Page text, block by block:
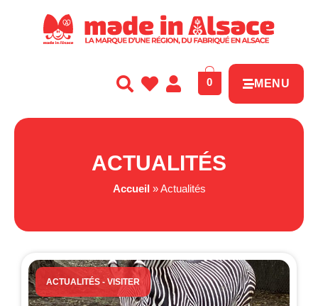
0 MENU
ACTUALITÉS
Accueil »Actualités
ACTUALITÉS - VISITER